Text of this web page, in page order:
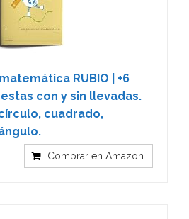
RUBIO | +6
con y sin llevadas.
cuadrado,
Comprar en Amazon